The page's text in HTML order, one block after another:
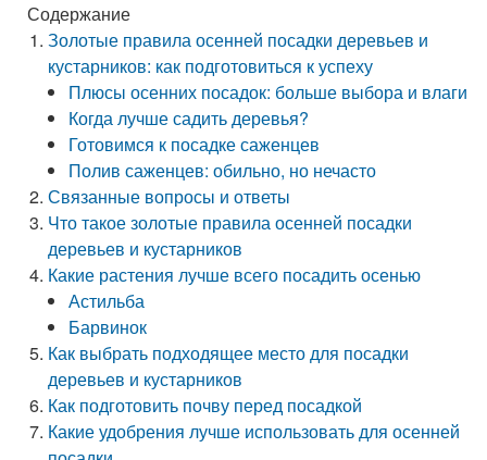
Содержание
Золотые правила осенней посадки деревьев и
кустарников: как подготовиться к успеху
Плюсы осенних посадок: больше выбора и влаги
Когда лучше садить деревья?
Готовимся к посадке саженцев
Полив саженцев: обильно, но нечасто
Связанные вопросы и ответы
Что такое золотые правила осенней посадки
деревьев и кустарников
Какие растения лучше всего посадить осенью
Астильба
Барвинок
Как выбрать подходящее место для посадки
деревьев и кустарников
Как подготовить почву перед посадкой
Какие удобрения лучше использовать для осенней